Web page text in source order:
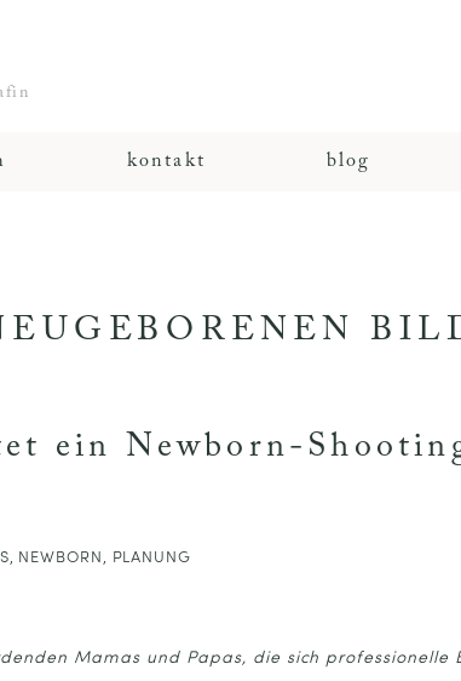
kontakt blog
ein Newborn-
, NEWBORN , PLANUNG
Mamas und Papas, die sich professionelle